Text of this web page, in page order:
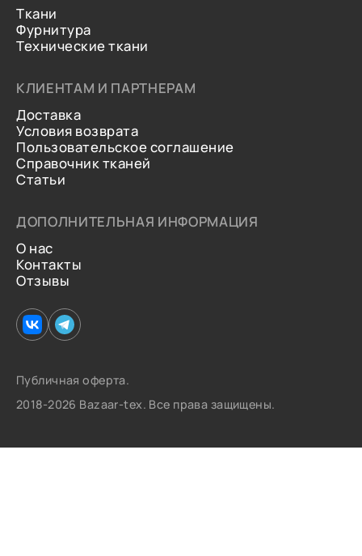
Ткани
Фурнитура
Технические ткани
КЛИЕНТАМ И ПАРТНЕРАМ
Доставка
Условия возврата
Пользовательское соглашение
Справочник тканей
Статьи
ДОПОЛНИТЕЛЬНАЯ ИНФОРМАЦИЯ
О нас
Контакты
Отзывы
Публичная оферта.
2018-2026 Bazaar-tex. Все права защищены.